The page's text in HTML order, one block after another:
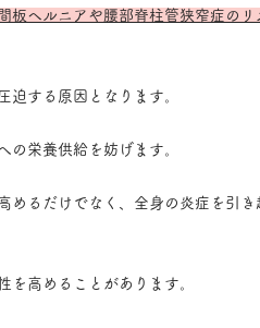
ヘルニアや腰部脊柱管狭窄症のリ
迫する原因となります。
の栄養供給を妨げます。
めるだけでなく、全身の炎症を引き
を高めることがあります。